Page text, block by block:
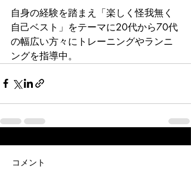
自身の経験を踏まえ「楽しく怪我無く
自己ベスト」をテーマに20代から70代
の幅広い方々にトレーニングやランニ
ングを指導中。
コメント